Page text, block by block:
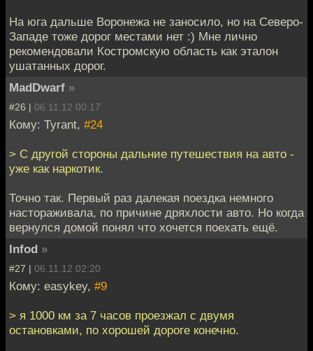
На юга дальше Воронежа не заносило, но на Северо-
Западе тоже дорог местами нет :) Мне лично
рекомендовали Костромскую область как эталон
ушатанных дорог.
MadDwarf »
#26 | 06.11.12 00:17
Кому: Tyrant, #24
> С другой стороны дальние путешествия на авто -
уже как наркотик.
Точно так. Первый раз далекая поездка немного
настораживала, по причине дряхлости авто. Но когда
вернулся домой понял что хочется поехать ещё.
Infod »
#27 | 06.11.12 02:20
Кому: easykey, #9
> я 1000 км за 7 часов проезжал с двумя
остановками, по хорошей дороге конечно.